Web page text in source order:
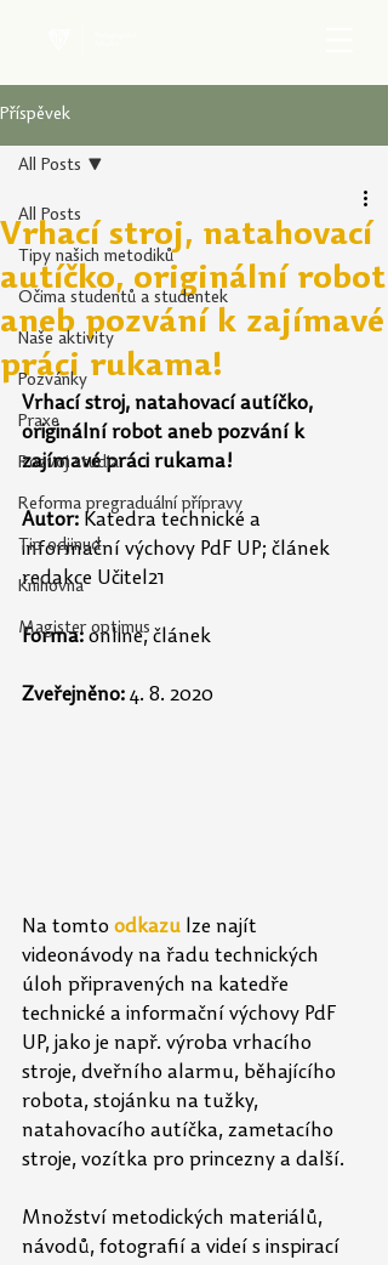
Příspěvek
All Posts
Tipy našich metodiků
Očima studentů a studentek
Naše aktivity
Pozvánky
Praxe
Rozvoj studia
Reforma pregraduální přípravy
Tip odjinud
Knihovna
Magister optimus
All Posts
Vrhací stroj, natahovací
autíčko, originální robot
aneb pozvání k zajímavé
práci rukama!
Vrhací stroj, natahovací autíčko,
originální robot aneb pozvání k
zajímavé práci rukama!
Autor: Katedra technické a
informační výchovy PdF UP; článek
redakce Učitel21
Forma: online, článek
Zveřejněno: 4. 8. 2020
Na tomto odkazu lze najít
videonávody na řadu technických
úloh připravených na katedře
technické a informační výchovy PdF
UP, jako je např. výroba vrhacího
stroje, dveřního alarmu, běhajícího
robota, stojánku na tužky,
natahovacího autíčka, zametacího
stroje, vozítka pro princezny a další.
Množství metodických materiálů,
návodů, fotografií a videí s inspirací